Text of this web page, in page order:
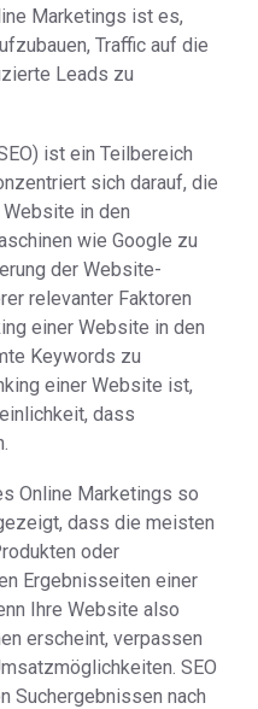
Marketings ist es,
Traffic auf die
Leads zu
ist ein Teilbereich
sich darauf, die
in den
wie Google zu
der Website-
relevanter Faktoren
einer Website in den
Keywords zu
einer Website ist,
dass
Online Marketings so
dass die meisten
oder
Ergebnisseiten einer
Ihre Website also
erscheint, verpassen
SEO
Suchergebnissen nach